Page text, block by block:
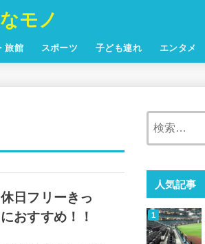
モノ
旅館 スポーツ 子ども連れ エンタメ
日フリーきっ
おすすめ！！
人気記事